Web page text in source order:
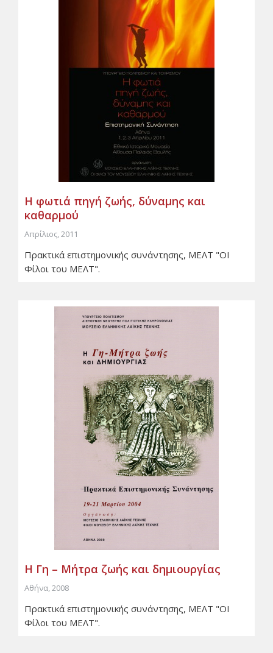
Η φωτιά πηγή ζωής, δύναμης και
καθαρμού
Απρίλιος, 2011
Πρακτικά επιστημονικής συνάντησης, ΜΕΛΤ "ΟΙ
Φίλοι του ΜΕΛΤ".
Η Γη – Μήτρα ζωής και δημιουργίας
Αθήνα, 2008
Πρακτικά επιστημονικής συνάντησης, ΜΕΛΤ "ΟΙ
Φίλοι του ΜΕΛΤ".